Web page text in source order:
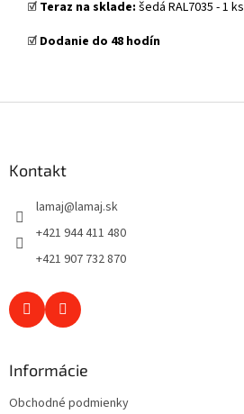
☑️ Teraz na sklade: šedá RAL7035 - 1 ks
☑️ Dodanie do 48 hodín
Kontakt
lamaj@lamaj.sk
+421 944 411 480
+421 907 732 870
Informácie
Obchodné podmienky